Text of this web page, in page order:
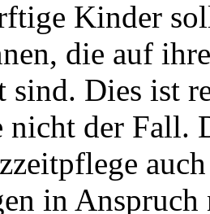
Kinder
die auf
sind. Dies ist
der Fall.
in Anspruch